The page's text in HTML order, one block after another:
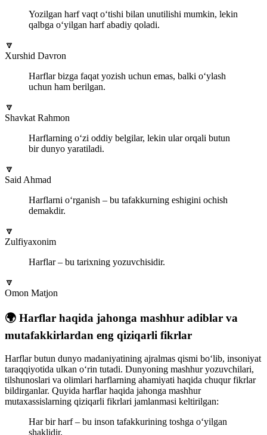
Yozilgan harf vaqt o‘tishi bilan unutilishi mumkin, lekin
qalbga o‘yilgan harf abadiy qoladi.
🔽
Xurshid Davron
Harflar bizga faqat yozish uchun emas, balki o‘ylash
uchun ham berilgan.
🔽
Shavkat Rahmon
Harflarning o‘zi oddiy belgilar, lekin ular orqali butun
bir dunyo yaratiladi.
🔽
Said Ahmad
Harflarni o‘rganish – bu tafakkurning eshigini ochish
demakdir.
🔽
Zulfiyaxonim
Harflar – bu tarixning yozuvchisidir.
🔽
Omon Matjon
🌍 Harflar haqida jahonga mashhur adiblar va
mutafakkirlardan eng qiziqarli fikrlar
Harflar butun dunyo madaniyatining ajralmas qismi bo‘lib, insoniyat
taraqqiyotida ulkan o‘rin tutadi. Dunyoning mashhur yozuvchilari,
tilshunoslari va olimlari harflarning ahamiyati haqida chuqur fikrlar
bildirganlar. Quyida harflar haqida jahonga mashhur
mutaxassislarning qiziqarli fikrlari jamlanmasi keltirilgan:
Har bir harf – bu inson tafakkurining toshga o‘yilgan
shaklidir.